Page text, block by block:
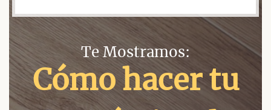
Te Mostramos:
Cómo hacer tu